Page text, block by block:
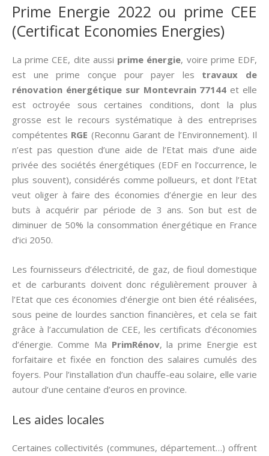
Prime Energie 2022 ou prime CEE
(Certificat Economies Energies)
La prime CEE, dite aussi­ prime énergie, voire prime EDF,
est une prime conçue pour payer les travaux de
rénovation énergétique sur Montevrain 77144 et elle
est octroyée sous certaines conditions, dont la plus
grosse est le recours systématique à des entreprises
compétentes RGE (Reconnu Garant de l’Environnement). Il
n’est pas question d’une aide de l’Etat mais d’une aide
privée des sociétés énergétiques (EDF en l’occurrence, le
plus souvent), considérés comme pollueurs, et dont l’Etat
veut oliger à faire des économies d’énergie en leur des
buts à acquérir par période de 3 ans. Son but est de
diminuer de 50% la consommation énergétique en France
d’ici 2050.
Les fournisseurs d’électricité, de gaz, de fioul domestique
et de carburants doivent donc régulièrement prouver à
l’Etat que ces économies d’énergie ont bien été réalisées,
sous peine de lourdes sanction financières, et cela se fait
grâce à l’accumulation de CEE, les certificats d’économies
d’énergie. Comme Ma PrimRénov, la prime Energie est
forfaitaire et fixée en fonction des salaires cumulés des
foyers. Pour l’installation d’un chauffe-eau solaire, elle varie
autour d’une centaine d’euros en province.
Les aides locales
Certaines collectivités (communes, département…) offrent